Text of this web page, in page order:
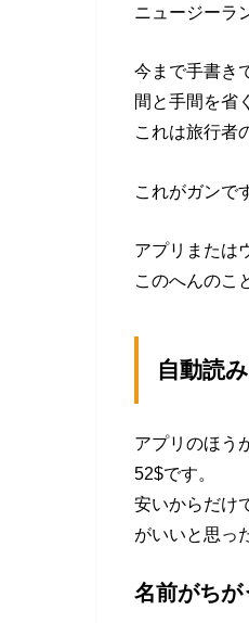
ニュージーラ
今まで手書き
間と手間を省
これは旅行者
これがガンで
アプリまたは
このへんのこ
自動読
アプリのほう
52$です。
安いからだけ
がいいと思っ
名前がちが